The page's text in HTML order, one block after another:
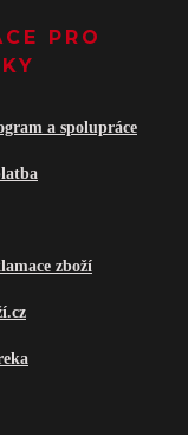
PRO
a spolupráce
zboží